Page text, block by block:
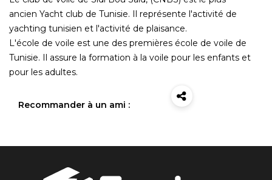
ancien Yacht club de Tunisie. Il représente l'activité de
yachting tunisien et l'activité de plaisance.
L'école de voile est une des premières école de voile de
Tunisie. Il assure la formation à la voile pour les enfants et
pour les adultes.
Recommander à un ami :